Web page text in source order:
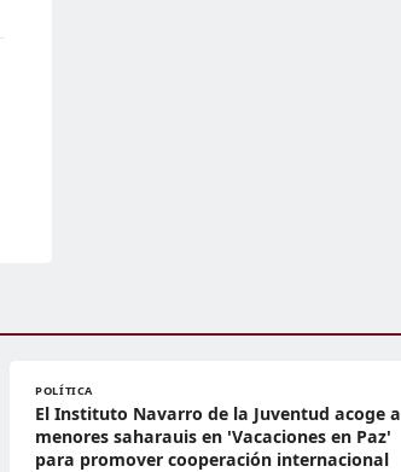
POLÍTICA
El Instituto Navarro de la Juventud acoge a
menores saharauis en 'Vacaciones en Paz'
para promover cooperación internacional